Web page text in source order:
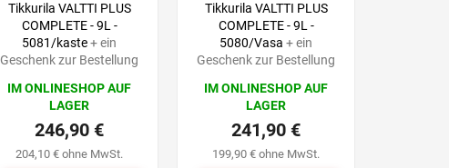
Tikkurila VALTTI PLUS
COMPLETE - 9L -
5081/kaste+ ein
Geschenk zur Bestellung
IM ONLINESHOP AUF
LAGER
204,10 € ohne MwSt.
246,90 €
Tikkurila VALTTI PLUS
COMPLETE - 9L -
5080/Vasa+ ein
Geschenk zur Bestellung
IM ONLINESHOP AUF
LAGER
199,90 € ohne MwSt.
241,90 €